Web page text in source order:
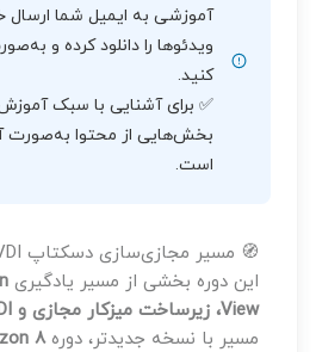
آموزشی به ایمیل شما ارسال
ویدئوها را دانلود کرده و
کنید.
✅ برای آشنایی با سبک
بخش‌هایی از محتوا به‌صورت
است.
🧭 مسیر مجازی‌سازی دسکتاپ VDI
این دوره بخشی از مسیر یادگیری
View، زیرساخت میزکار مجازی و VDI
مسیر با نسخه جدیدتر، دوره8